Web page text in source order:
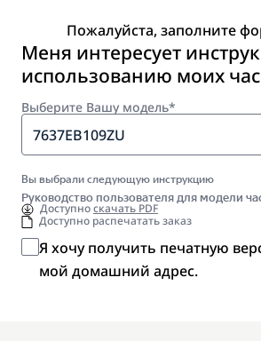
Пожалуйста, заполните
Меня интересует
использованию моих
Выберите Вашу модель*
7637EB109ZU
Вы выбрали следующую инструкцию
Руководство пользователя для модели
Доступноскачать PDF
Доступно распечатать заказ
Я хочу получить печатную
мой домашний адрес.